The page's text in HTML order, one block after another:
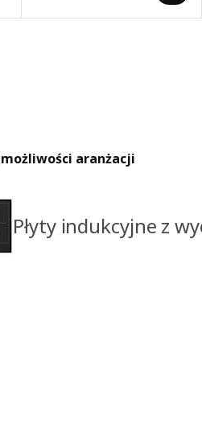
aranżacji
Płyty indukcyjne z